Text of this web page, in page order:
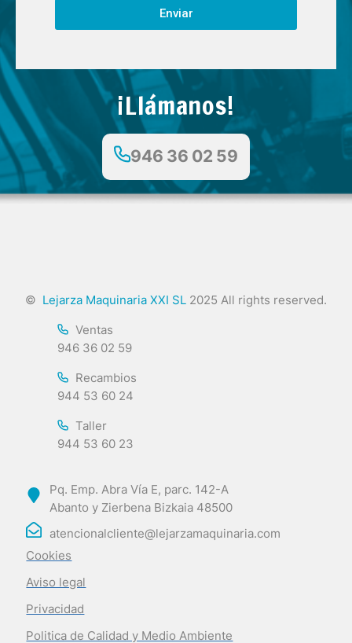
Enviar
¡Llámanos!
946 36 02 59
© Lejarza Maquinaria XXI SL 2025 All rights reserved.
Ventas
946 36 02 59
Recambios
944 53 60 24
Taller
944 53 60 23
Pq. Emp. Abra Vía E, parc. 142-A
Abanto y Zierbena Bizkaia 48500
atencionalcliente@lejarzamaquinaria.com
Cookies
Aviso legal
Privacidad
Politica de Calidad y Medio Ambiente